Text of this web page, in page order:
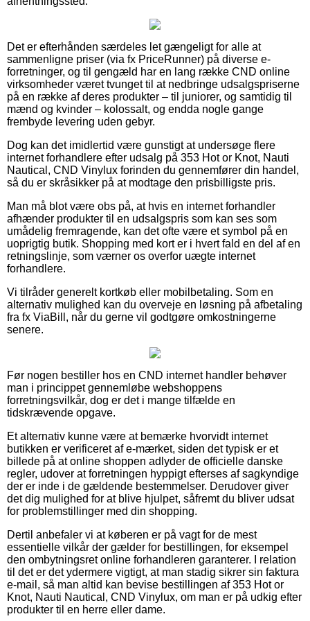
Det er efterhånden særdeles let gængeligt for alle at
sammenligne priser (via fx PriceRunner) på diverse e-
forretninger, og til gengæld har en lang række CND online
virksomheder været tvunget til at nedbringe udsalgspriserne
på en række af deres produkter – til juniorer, og samtidig til
mænd og kvinder – kolossalt, og endda nogle gange
frembyde levering uden gebyr.
Dog kan det imidlertid være gunstigt at undersøge flere
internet forhandlere efter udsalg på 353 Hot or Knot, Nauti
Nautical, CND Vinylux forinden du gennemfører din handel,
så du er skråsikker på at modtage den prisbilligste pris.
Man må blot være obs på, at hvis en internet forhandler
afhænder produkter til en udsalgspris som kan ses som
umådelig fremragende, kan det ofte være et symbol på en
uoprigtig butik. Shopping med kort er i hvert fald en del af en
retningslinje, som værner os overfor uægte internet
forhandlere.
Vi tilråder generelt kortkøb eller mobilbetaling. Som en
alternativ mulighed kan du overveje en løsning på afbetaling
fra fx ViaBill, når du gerne vil godtgøre omkostningerne
senere.
Før nogen bestiller hos en CND internet handler behøver
man i princippet gennemløbe webshoppens
forretningsvilkår, dog er det i mange tilfælde en
tidskrævende opgave.
Et alternativ kunne være at bemærke hvorvidt internet
butikken er verificeret af e-mærket, siden det typisk er et
billede på at online shoppen adlyder de officielle danske
regler, udover at forretningen hyppigt efterses af sagkyndige
der er inde i de gældende bestemmelser. Derudover giver
det dig mulighed for at blive hjulpet, såfremt du bliver udsat
for problemstillinger med din shopping.
Dertil anbefaler vi at køberen er på vagt for de mest
essentielle vilkår der gælder for bestillingen, for eksempel
den ombytningsret online forhandleren garanterer. I relation
til det er det ydermere vigtigt, at man stadig sikrer sin faktura
e-mail, så man altid kan bevise bestillingen af 353 Hot or
Knot, Nauti Nautical, CND Vinylux, om man er på udkig efter
produkter til en herre eller dame.